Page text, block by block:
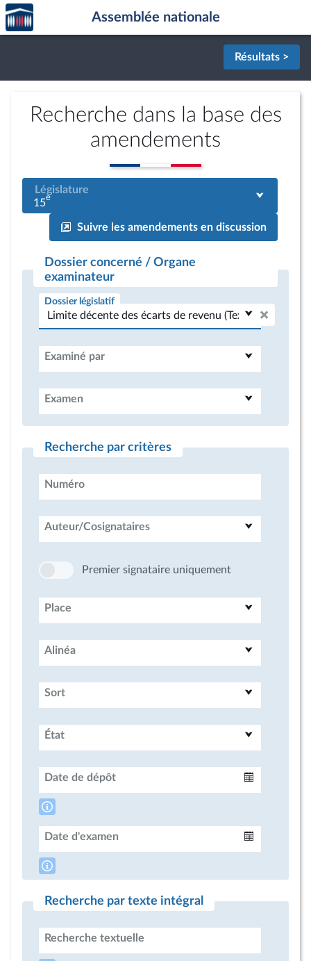
Aller au contenu
Aller en bas de la page
Accèder
à la
page
Assemblée nationale
Résultats >
Recherche dans la base des
amendements
Législature
15e
Suivre les amendements en discussion
Dossier concerné / Organe
examinateur
Dossier législatif
Examiné par
Examen
Recherche par critères
Numéro
Auteur/Cosignataires
Premier signataire uniquement
Place
Alinéa
Sort
État
Date de dépôt
Date d'examen
Recherche par texte intégral
Recherche textuelle